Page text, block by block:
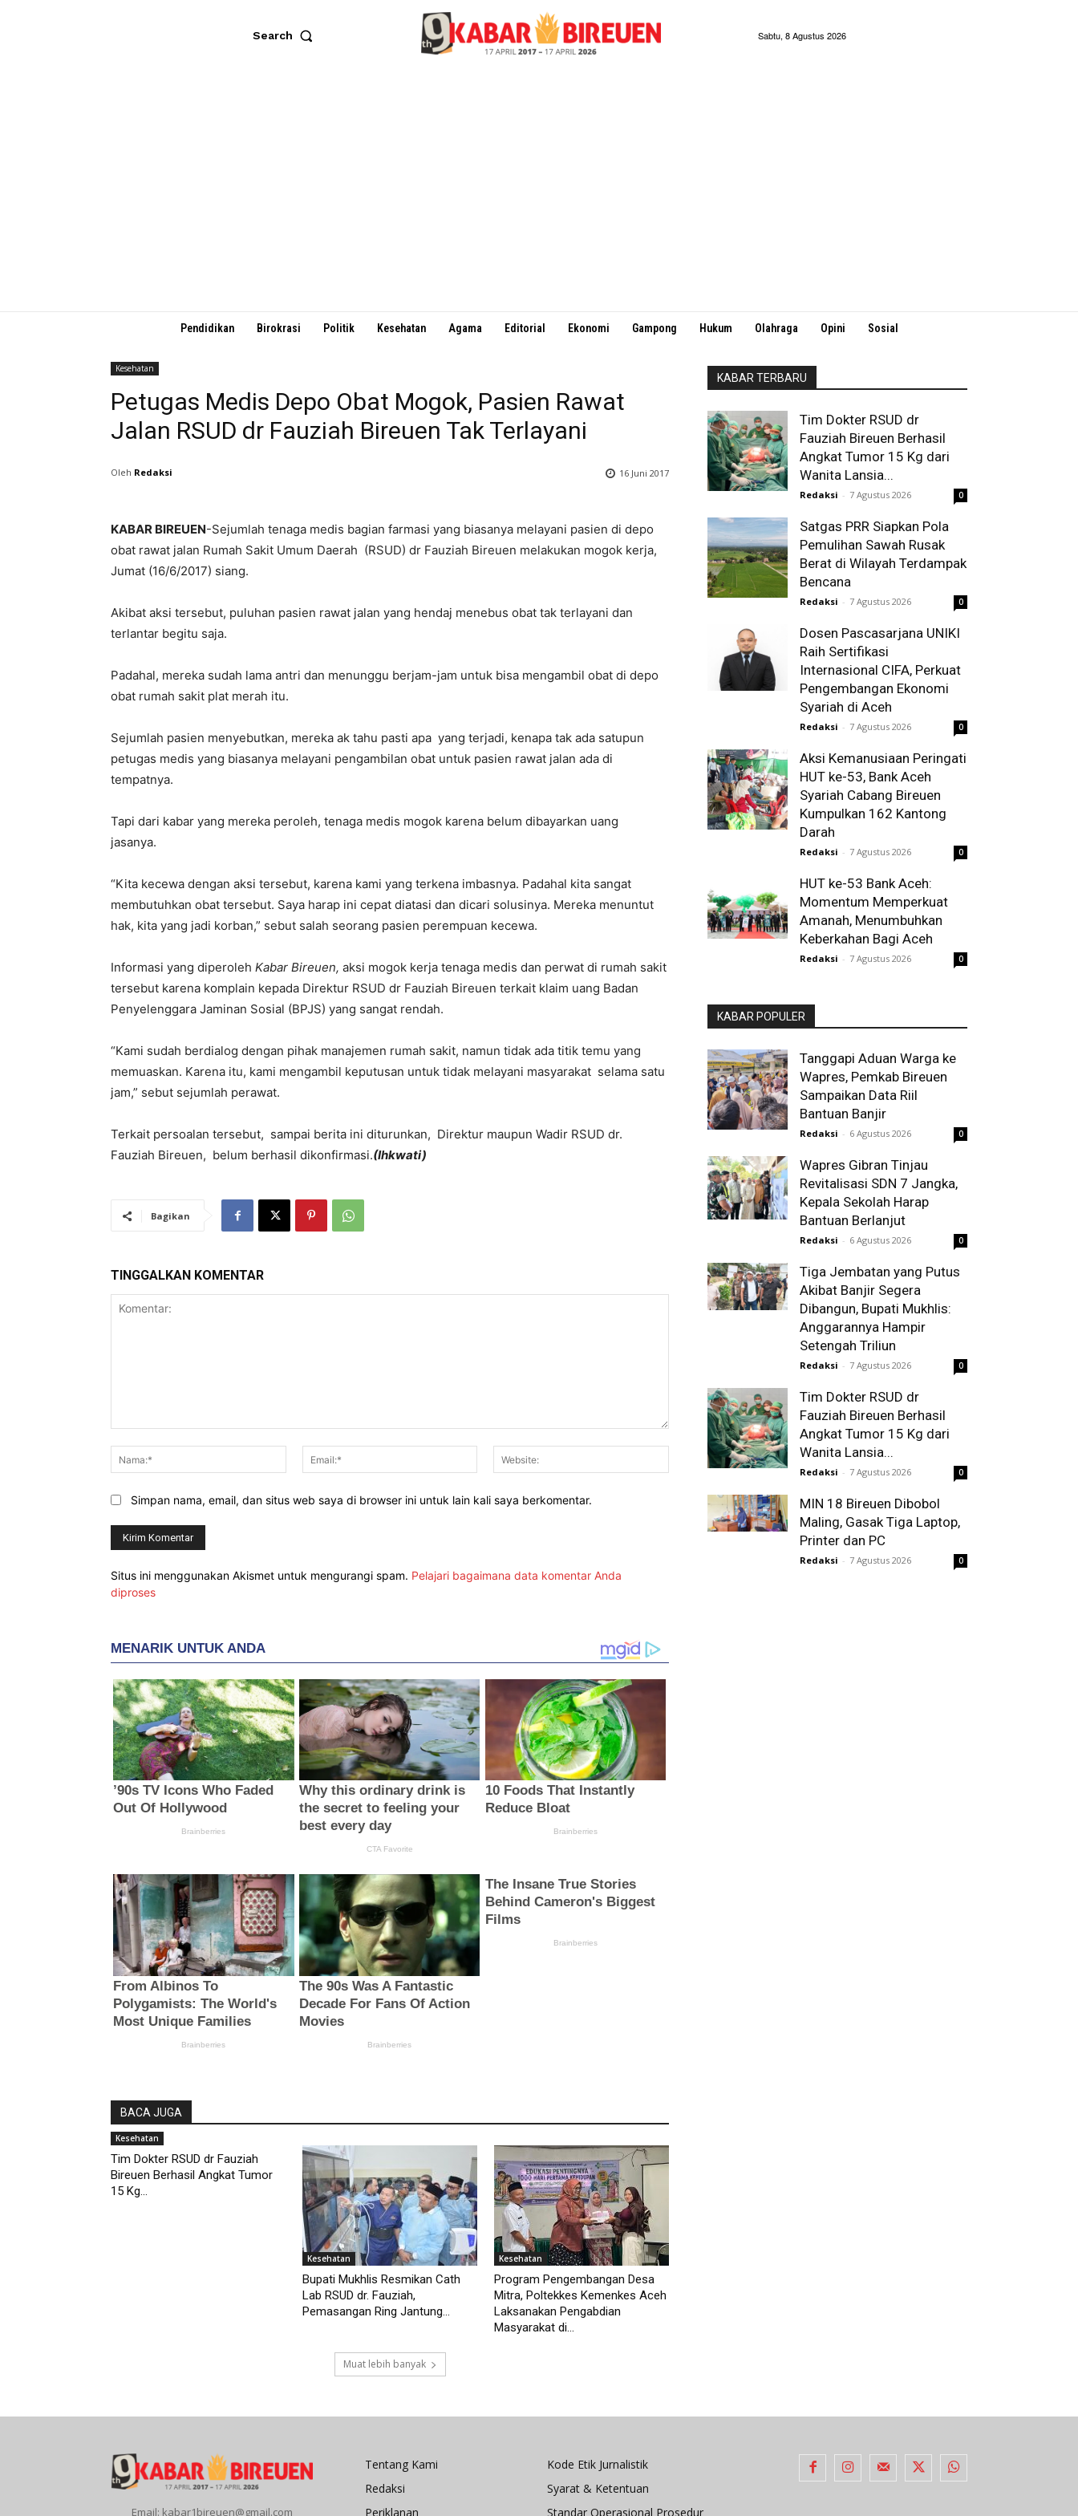
Search Sabtu, 8 Agustus 2026
Pendidikan Birokrasi Politik Kesehatan Agama Editorial Ekonomi Gampong Hukum Olahraga Opini Sosial
Kesehatan
Petugas Medis Depo Obat Mogok, Pasien Rawat
Jalan RSUD dr Fauziah Bireuen Tak Terlayani
Oleh Redaksi 16 Juni 2017
KABAR BIREUEN-Sejumlah tenaga medis bagian farmasi yang biasanya melayani pasien di depo
obat rawat jalan Rumah Sakit Umum Daerah (RSUD) dr Fauziah Bireuen melakukan mogok kerja,
Jumat (16/6/2017) siang.
Akibat aksi tersebut, puluhan pasien rawat jalan yang hendaj menebus obat tak terlayani dan
terlantar begitu saja.
Padahal, mereka sudah lama antri dan menunggu berjam-jam untuk bisa mengambil obat di depo
obat rumah sakit plat merah itu.
Sejumlah pasien menyebutkan, mereka ak tahu pasti apa yang terjadi, kenapa tak ada satupun
petugas medis yang biasanya melayani pengambilan obat untuk pasien rawat jalan ada di
tempatnya.
Tapi dari kabar yang mereka peroleh, tenaga medis mogok karena belum dibayarkan uang
jasanya.
“Kita kecewa dengan aksi tersebut, karena kami yang terkena imbasnya. Padahal kita sangat
membutuhkan obat tersebut. Saya harap ini cepat diatasi dan dicari solusinya. Mereka menuntut
hak, kita yang jadi korban,” sebut salah seorang pasien perempuan kecewa.
Informasi yang diperoleh Kabar Bireuen, aksi mogok kerja tenaga medis dan perwat di rumah sakit
tersebut karena komplain kepada Direktur RSUD dr Fauziah Bireuen terkait klaim uang Badan
Penyelenggara Jaminan Sosial (BPJS) yang sangat rendah.
“Kami sudah berdialog dengan pihak manajemen rumah sakit, namun tidak ada titik temu yang
memuaskan. Karena itu, kami mengambil keputusan untuk tidak melayani masyarakat selama satu
jam,” sebut sejumlah perawat.
Terkait persoalan tersebut, sampai berita ini diturunkan, Direktur maupun Wadir RSUD dr.
Fauziah Bireuen, belum berhasil dikonfirmasi.(Ihkwati)
Bagikan
TINGGALKAN KOMENTAR
Nama:*
Email:* Website:
Simpan nama, email, dan situs web saya di browser ini untuk lain kali saya berkomentar.
Situs ini menggunakan Akismet untuk mengurangi spam. Pelajari bagaimana data komentar Anda
diproses
BACA JUGA
Kesehatan
Tim Dokter RSUD dr Fauziah
Bireuen Berhasil Angkat Tumor
15 Kg...
Kesehatan
Bupati Mukhlis Resmikan Cath
Lab RSUD dr. Fauziah,
Pemasangan Ring Jantung...
Kesehatan
Program Pengembangan Desa
Mitra, Poltekkes Kemenkes Aceh
Laksanakan Pengabdian
Masyarakat di...
Muat lebih banyak
KABAR TERBARU
Tim Dokter RSUD dr
Fauziah Bireuen Berhasil
Angkat Tumor 15 Kg dari
Wanita Lansia...
Redaksi - 7 Agustus 2026 0
Satgas PRR Siapkan Pola
Pemulihan Sawah Rusak
Berat di Wilayah Terdampak
Bencana
Redaksi - 7 Agustus 2026 0
Dosen Pascasarjana UNIKI
Raih Sertifikasi
Internasional CIFA, Perkuat
Pengembangan Ekonomi
Syariah di Aceh
Redaksi - 7 Agustus 2026 0
Aksi Kemanusiaan Peringati
HUT ke-53, Bank Aceh
Syariah Cabang Bireuen
Kumpulkan 162 Kantong
Darah
Redaksi - 7 Agustus 2026 0
HUT ke-53 Bank Aceh:
Momentum Memperkuat
Amanah, Menumbuhkan
Keberkahan Bagi Aceh
Redaksi - 7 Agustus 2026 0
KABAR POPULER
Tanggapi Aduan Warga ke
Wapres, Pemkab Bireuen
Sampaikan Data Riil
Bantuan Banjir
Redaksi - 6 Agustus 2026 0
Wapres Gibran Tinjau
Revitalisasi SDN 7 Jangka,
Kepala Sekolah Harap
Bantuan Berlanjut
Redaksi - 6 Agustus 2026 0
Tiga Jembatan yang Putus
Akibat Banjir Segera
Dibangun, Bupati Mukhlis:
Anggarannya Hampir
Setengah Triliun
Redaksi - 7 Agustus 2026 0
Tim Dokter RSUD dr
Fauziah Bireuen Berhasil
Angkat Tumor 15 Kg dari
Wanita Lansia...
Redaksi - 7 Agustus 2026 0
MIN 18 Bireuen Dibobol
Maling, Gasak Tiga Laptop,
Printer dan PC
Redaksi - 7 Agustus 2026 0
Email: kabar1bireuen@gmail.com
Tentang Kami
Redaksi
Periklanan
Kode Etik Jurnalistik
Syarat & Ketentuan
Standar Operasional Prosedur